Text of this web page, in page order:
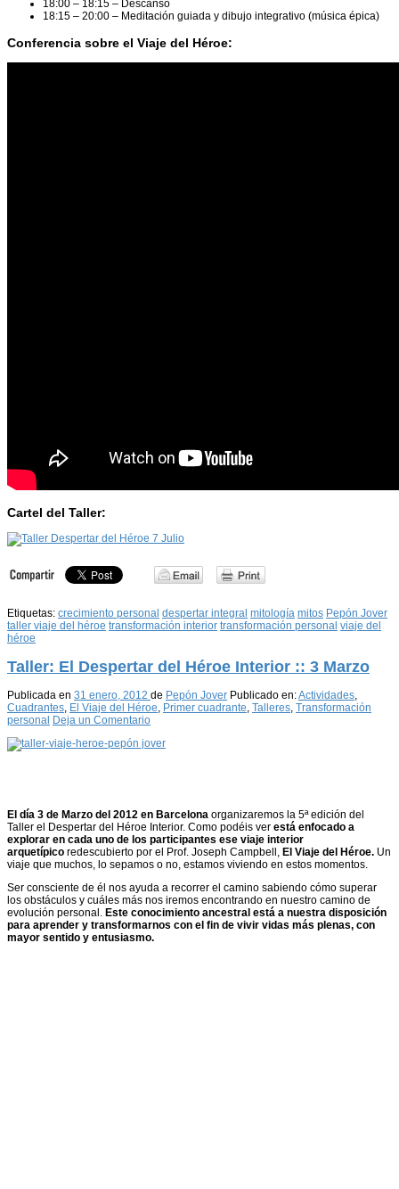
18:00 – 18:15 – Descanso
18:15 – 20:00 – Meditación guiada y dibujo integrativo (música épica)
Conferencia sobre el Viaje del Héroe:
Cartel del Taller:
Etiquetas: crecimiento personal despertar integral mitología mitos Pepón Jover
taller viaje del héroe transformación interior transformación personal viaje del
héroe
Taller: El Despertar del Héroe Interior :: 3 Marzo
Publicada en 31 enero, 2012 de Pepón Jover Publicado en:Actividades,
Cuadrantes, El Viaje del Héroe, Primer cuadrante, Talleres, Transformación
personal Deja un Comentario
El día 3 de Marzo del 2012 en Barcelona organizaremos la 5ª edición del
Taller el Despertar del Héroe Interior. Como podéis ver está enfocado a
explorar en cada uno de los participantes ese viaje interior
arquetípico redescubierto por el Prof. Joseph Campbell, El Viaje del Héroe. Un
viaje que muchos, lo sepamos o no, estamos viviendo en estos momentos.
Ser consciente de él nos ayuda a recorrer el camino sabiendo cómo superar
los obstáculos y cuáles más nos iremos encontrando en nuestro camino de
evolución personal. Este conocimiento ancestral está a nuestra disposición
para aprender y transformarnos con el fin de vivir vidas más plenas, con
mayor sentido y entusiasmo.